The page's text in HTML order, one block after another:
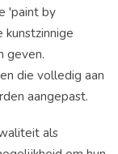
'paint by
geven.
die volledig aan
aangepast.
als